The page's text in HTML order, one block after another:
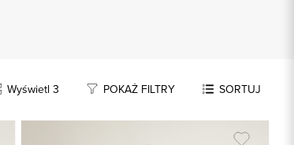
Wyświetl 3 POKAŻ FILTRY SORTUJ